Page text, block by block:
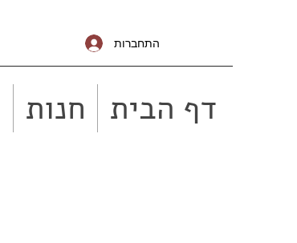
התחברות
דף הבית חנות